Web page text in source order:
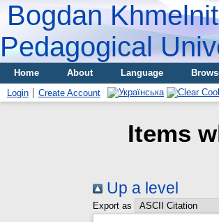
Bogdan
Pedagogical
Home About Language
Login
Create Account
Items
Up a level
Export as